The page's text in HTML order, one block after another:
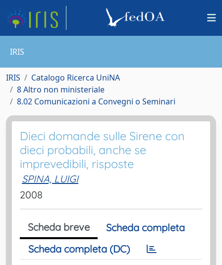
IRIS
IRIS
Catalogo Ricerca UniNA
8 Altro non ministeriale
8.02 Comunicazioni a Convegni o Seminari
Dieci domande sulle Sirene con
dieci probabili, anche se
imprevedibili, risposte
SPINA, LUIGI
2008
Scheda breve
Scheda completa
Scheda completa (DC)